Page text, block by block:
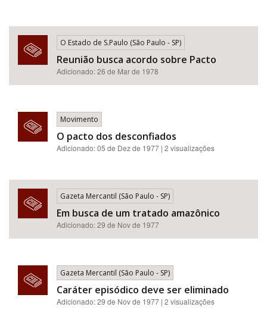
O Estado de S.Paulo (São Paulo - SP)
Reunião busca acordo sobre Pacto
Adicionado: 26 de Mar de 1978
Movimento
O pacto dos desconfiados
Adicionado: 05 de Dez de 1977 | 2 visualizações
Gazeta Mercantil (São Paulo - SP)
Em busca de um tratado amazônico
Adicionado: 29 de Nov de 1977
Gazeta Mercantil (São Paulo - SP)
Caráter episódico deve ser eliminado
Adicionado: 29 de Nov de 1977 | 2 visualizações